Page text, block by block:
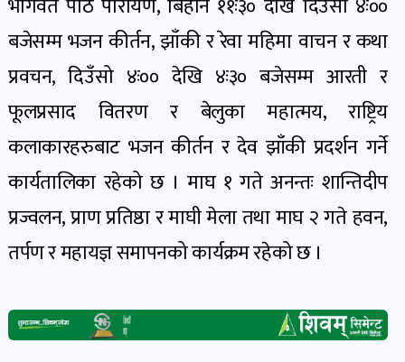
खेलाडी
पोष्ट
अपराध
खबर
खबर
बजेसम्म भजन कीर्तन, झाँकी र रेवा महिमा वाचन र कथा
प्रवचन, दिउँसो ४ः०० देखि ४ः३० बजेसम्म आरती र
फूलप्रसाद वितरण र बेलुका महात्मय, राष्ट्रिय
कलाकारहरुबाट भजन कीर्तन र देव झाँकी प्रदर्शन गर्ने
कार्यतालिका रहेको छ । माघ १ गते अनन्तः शान्तिदीप
प्रज्वलन, प्राण प्रतिष्ठा र माघी मेला तथा माघ २ गते हवन,
तर्पण र महायज्ञ समापनको कार्यक्रम रहेको छ ।